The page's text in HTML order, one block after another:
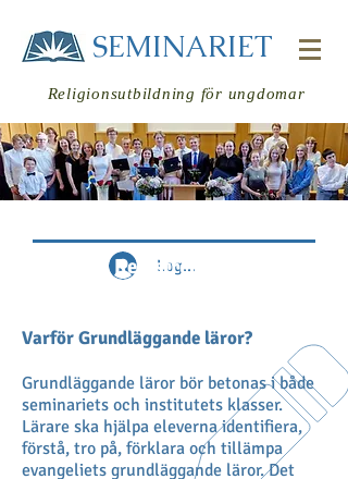
SEMINARIET
Religionsutbildning för ungdomar
Logga in
Registrering: Läsåret
Varför Grundläggande läror?
Grundläggande läror bör betonas i både
seminariets och institutets klasser.
Lärare ska hjälpa eleverna identifiera,
förstå, tro på, förklara och tillämpa
evangeliets grundläggande läror. Det